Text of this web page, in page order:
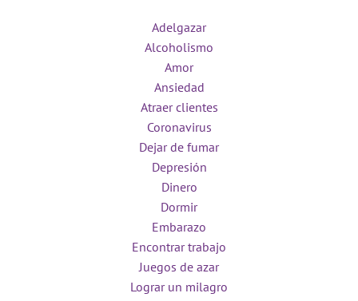
Adelgazar
Alcoholismo
Amor
Ansiedad
Atraer clientes
Coronavirus
Dejar de fumar
Depresión
Dinero
Dormir
Embarazo
Encontrar trabajo
Juegos de azar
Lograr un milagro